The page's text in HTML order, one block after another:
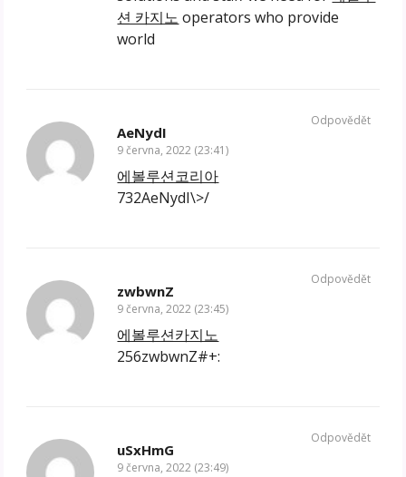
션 카지노 operators who provide
world
AeNydI
9 června, 2022 (23:41)
에볼루션코리아
732AeNydI\>/
Odpovědět
zwbwnZ
9 června, 2022 (23:45)
에볼루션카지노
256zwbwnZ#+:
Odpovědět
uSxHmG
9 června, 2022 (23:49)
Odpovědět